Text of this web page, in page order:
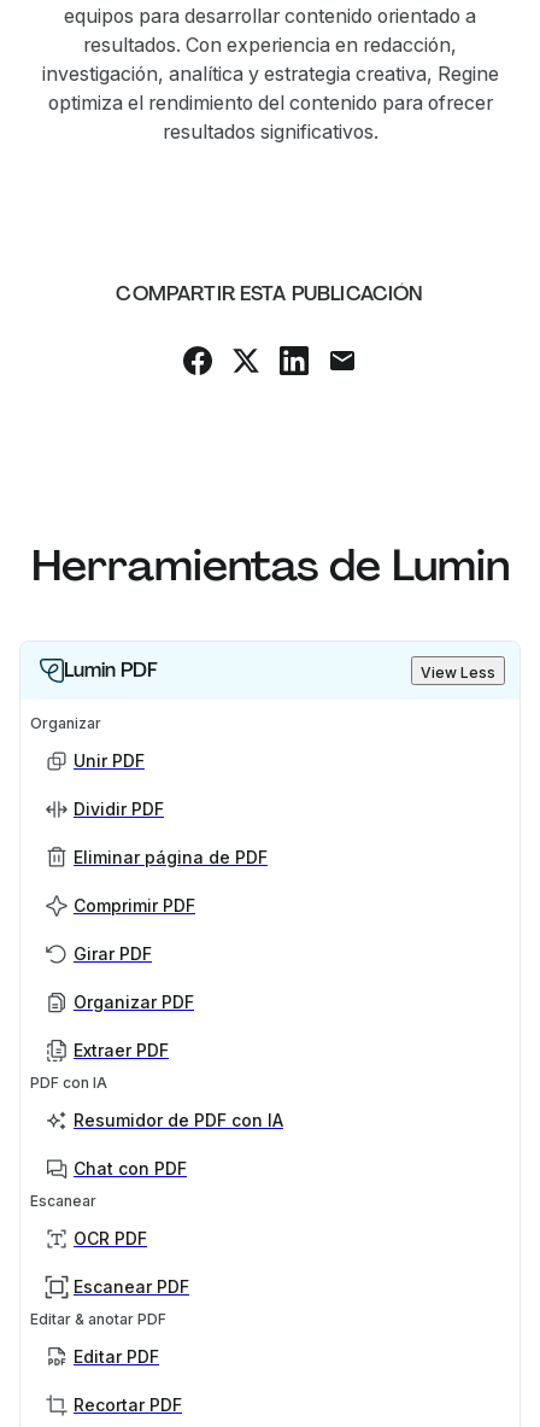
equipos para desarrollar contenido orientado a
resultados. Con experiencia en redacción,
investigación, analítica y estrategia creativa, Regine
optimiza el rendimiento del contenido para ofrecer
resultados significativos.
COMPARTIR ESTA PUBLICACIÓN
Herramientas de Lumin
Lumin PDF View Less
Organizar
Unir PDF
Dividir PDF
Eliminar página de PDF
Comprimir PDF
Girar PDF
Organizar PDF
Extraer PDF
PDF con IA
Resumidor de PDF con IA
Chat con PDF
Escanear
OCR PDF
Escanear PDF
Editar & anotar PDF
Editar PDF
Recortar PDF